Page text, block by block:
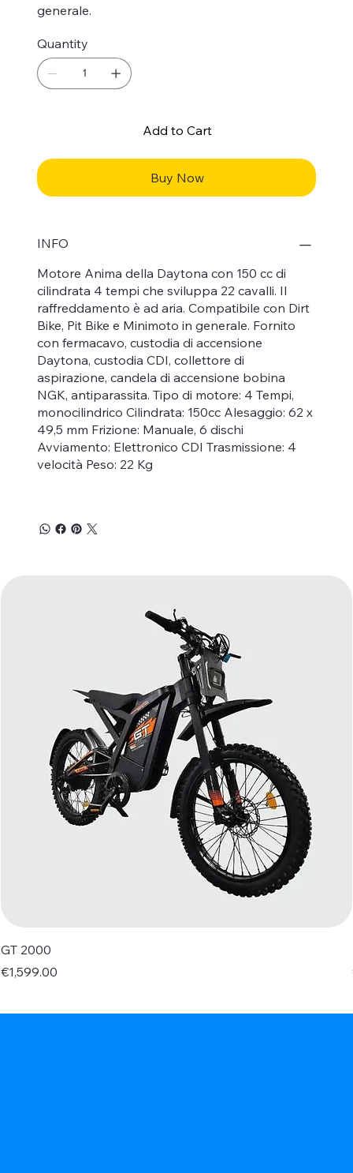
generale.
Quantity
Add to Cart
Buy Now
INFO
Motore Anima della Daytona con 150 cc di
cilindrata 4 tempi che sviluppa 22 cavalli. Il
raffreddamento è ad aria. Compatibile con Dirt
Bike, Pit Bike e Minimoto in generale. Fornito
con fermacavo, custodia di accensione
Daytona, custodia CDI, collettore di
aspirazione, candela di accensione bobina
NGK, antiparassita. Tipo di motore: 4 Tempi,
monocilindrico Cilindrata: 150cc Alesaggio: 62 x
49,5 mm Frizione: Manuale, 6 dischi
Avviamento: Elettronico CDI Trasmissione: 4
velocità Peso: 22 Kg
GT 2000
Price
€1,599.00